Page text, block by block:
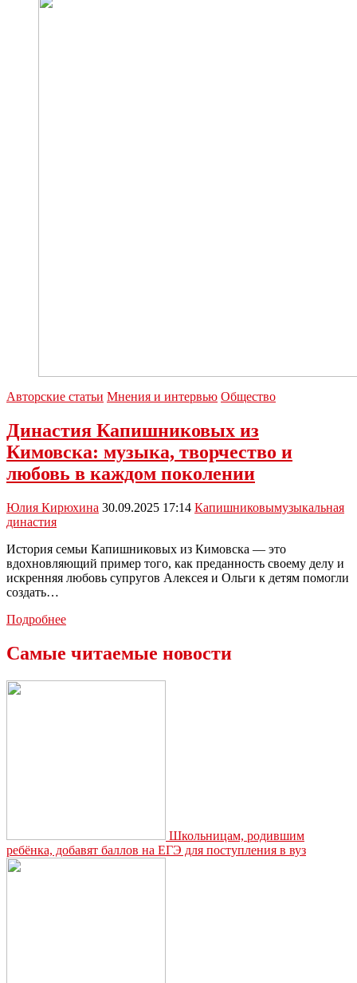
Авторские статьи Мнения и интервью Общество
Династия Капишниковых из
Кимовска: музыка, творчество и
любовь в каждом поколении
Юлия Кирюхина 30.09.2025 17:14 Капишниковымузыкальная
династия
История семьи Капишниковых из Кимовска — это
вдохновляющий пример того, как преданность своему делу и
искренняя любовь супругов Алексея и Ольги к детям помогли
создать…
ПодробнееДинастия
Кимовска:
Самые читаемые новости
Школьницам, родившим
ребёнка, добавят баллов на ЕГЭ для поступления в вуз